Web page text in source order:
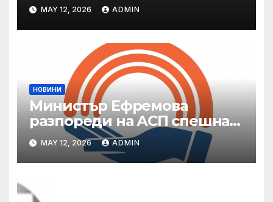
MAY 12, 2026 ADMIN
НОВИНИ
Министър Ефремова
разпореди на АСП спешна
готовност за оказване на
подкрепа на пострадали от
валежи и градушки
MAY 12, 2026 ADMIN